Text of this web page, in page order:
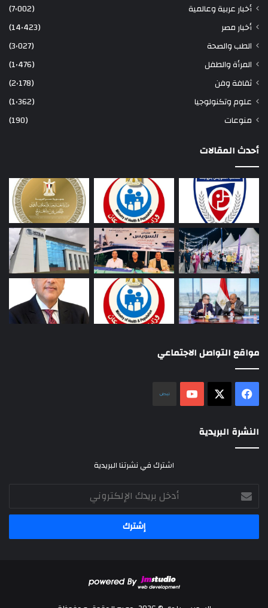
أخبار عربية وعالمية
(7٬002)
أخبار مصر
(14٬423)
الطب والصحة
(3٬027)
المرأة والطفل
(1٬476)
ثقافة وفن
(2٬178)
علوم وتكنولوجيا
(1٬362)
منوعات
(190)
أحدث المقالات
مواقع التواصل الاجتماعي
فيسبوك ‫YouTube
النشرة البريدية
اشترك في نشرتنا البريدية
أدخل
بريدك
الإلكتروني